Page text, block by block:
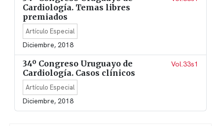
Cardiología. Temas libres
premiados
Artículo Especial
Diciembre, 2018
34º Congreso Uruguayo de
Cardiología. Casos clínicos
Vol.33s1
Artículo Especial
Diciembre, 2018